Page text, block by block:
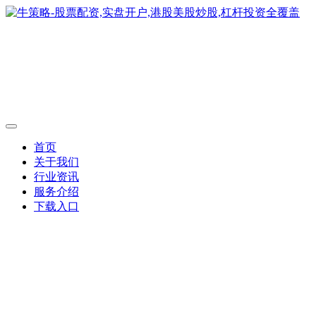
首页
关于我们
行业资讯
服务介绍
下载入口